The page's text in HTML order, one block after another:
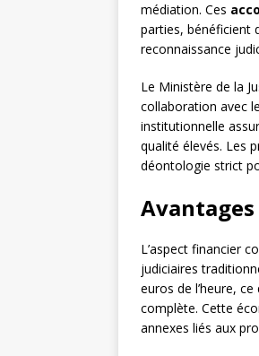
médiation. Ces
parties, bénéficient
reconnaissance
Le Ministère de la
collaboration avec
institutionnelle
qualité élevés. Les
déontologie strict
L’aspect financier
judiciaires
euros de l’heure,
complète. Cette
annexes liés aux